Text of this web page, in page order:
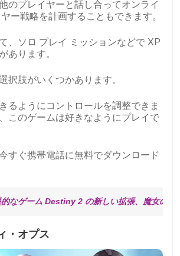
のプレイヤーと話し合ってオンライ
ー戦略を計画することもできます。
、ソロ プレイ ミッションなどで XP
あります。
択肢がいくつかあります。
るようにコントロールを調整できま
このゲームは好きなようにプレイで
すぐ携帯電話に無料でダウンロード
的なゲーム Destiny 2 の新しい拡張、魔女の女
・オプス